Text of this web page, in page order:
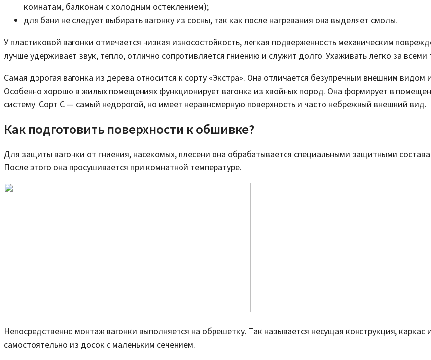
комнатам, балконам с холодным остеклением);
для бани не следует выбирать вагонку из сосны, так как после нагревания она выделяет смолы.
У пластиковой вагонки отмечается низкая износостойкость, легкая подверженность механическим
лучше удерживает звук, тепло, отлично сопротивляется гниению и служит долго. Ухаживать легко за всеми
Самая дорогая вагонка из дерева относится к сорту «Экстра». Она отличается безупречным внешним
Особенно хорошо в жилых помещениях функционирует вагонка из хвойных пород. Она формирует в
систему. Сорт С — самый недорогой, но имеет неравномерную поверхность и часто небрежный внешний вид.
Как подготовить поверхности к обшивке?
Для защиты вагонки от гниения, насекомых, плесени она обрабатывается специальными защитными
После этого она просушивается при комнатной температуре.
Непосредственно монтаж вагонки выполняется на обрешетку. Так называется несущая конструкция,
самостоятельно из досок с маленьким сечением.